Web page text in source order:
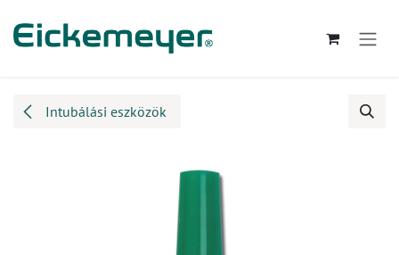
Intubálási eszközök